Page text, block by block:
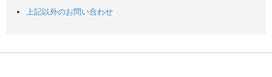
上記以外のお問い合わせ